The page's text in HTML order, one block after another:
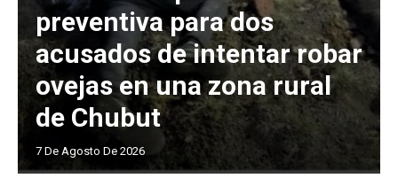
preventiva para dos
acusados de intentar robar
ovejas en una zona rural
de Chubut
7 De Agosto De 2026